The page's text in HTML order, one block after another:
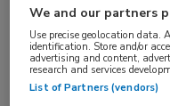
overwegingen, zo
Universitätsmedizin
duidelijk sprake is
predominantie bij
We and our partners
Use precise geolocation data.
identification. Store and/or
advertising and content,
research and services
List of Partners (vendors)